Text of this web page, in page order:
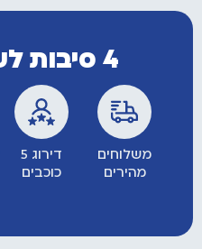
4 סיבות לעבוד איתנו
משלוחים
מהירים
דירוג 5
כוכבים